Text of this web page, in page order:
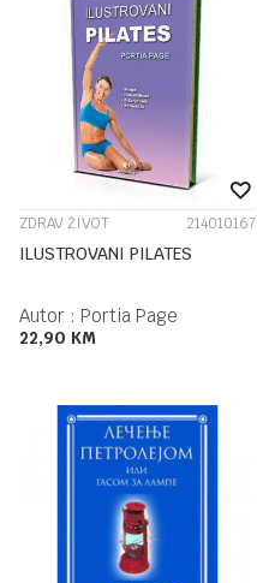
ZDRAV ŽIVOT 214010167
ILUSTROVANI PILATES
Autor : Portia Page
22,90 KM